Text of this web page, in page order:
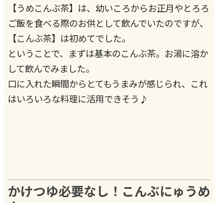
【うめこんぶ茶】は、幼いころからお正月やとろろ
ご飯を食べる際のお供として飲んでいたのですが、
【こんぶ茶】は初めてでした。
ということで、まずは基本のこんぶ茶。お湯に溶か
して飲んでみました。
口に入れた瞬間からとてもうまみが感じられ、これ
はいろいろな料理に活用できそう♪
かけつゆ必要なし！こんぶにゅうめ